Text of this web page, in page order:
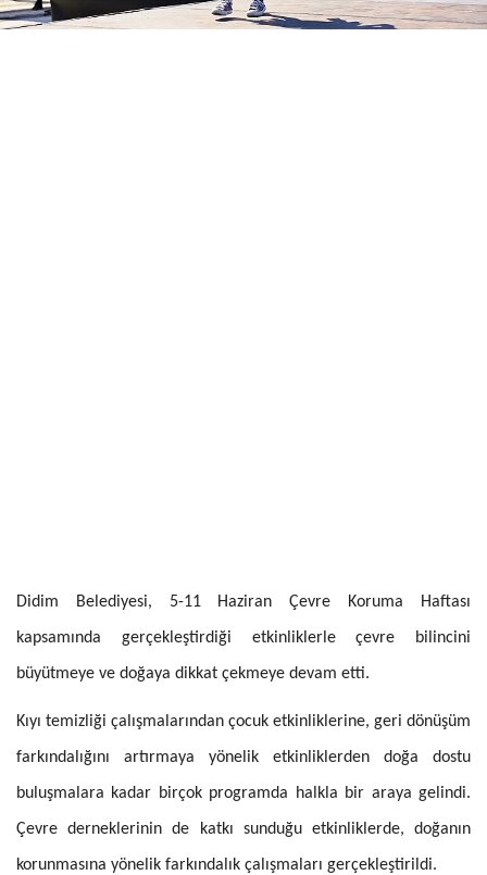
Didim Belediyesi, 5-11 Haziran Çevre Koruma Haftası
kapsamında gerçekleştirdiği etkinliklerle çevre bilincini
büyütmeye ve doğaya dikkat çekmeye devam etti.
Kıyı temizliği çalışmalarından çocuk etkinliklerine, geri dönüşüm
farkındalığını artırmaya yönelik etkinliklerden doğa dostu
buluşmalara kadar birçok programda halkla bir araya gelindi.
Çevre derneklerinin de katkı sunduğu etkinliklerde, doğanın
korunmasına yönelik farkındalık çalışmaları gerçekleştirildi.